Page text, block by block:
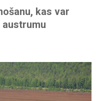
kas var